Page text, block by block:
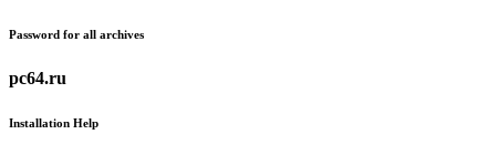
Password for all archives
pc64.ru
Installation Help